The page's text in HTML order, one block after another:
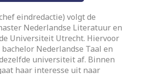
eindredactie) volgt de
Nederlandse Literatuur en
Universiteit Utrecht. Hiervoor
bachelor Nederlandse Taal en
universiteit af. Binnen
haar interesse uit naar